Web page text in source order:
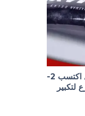
كريم تأخير ماكسمان للرجال اكتسب 2-
لتكبير